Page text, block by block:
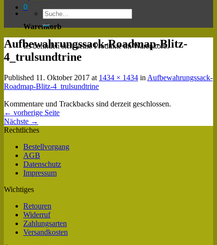
0
Warenkorb
Es befinden sich keine Produkte im Warenkorb.
Aufbewahrungssack-Roadmap-Blitz-
4_trulsundtrine
Published 11. Oktober 2017 at 1434 × 1434 in Aufbewahrungssack-
Roadmap-Blitz-4_trulsundtrine
Kommentare und Trackbacks sind derzeit geschlossen.
← vorherige Seite
Nächste →
Rechtliches
Bestellvorgang
AGB
Datenschutz
Impressum
Wichtiges
Retouren
Widerruf
Zahlungsarten
Versandkosten